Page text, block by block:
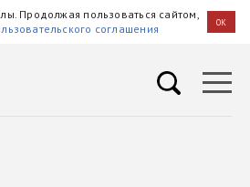
Продолжая пользоваться сайтом,
соглашения OK